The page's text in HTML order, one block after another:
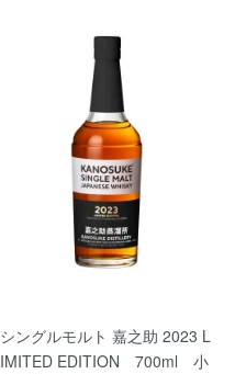
シングルモルト 嘉之助 2023 L
IMITED EDITION 700ml 小